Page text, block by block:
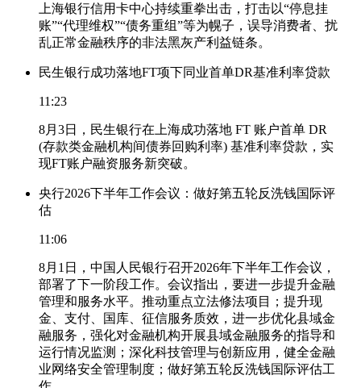
上海银行信用卡中心持续重拳出击，打击以“停息挂
账”“代理维权”“债务重组”等为幌子，误导消费者、扰
乱正常金融秩序的非法黑灰产利益链条。
民生银行成功落地FT项下同业首单DR基准利率贷款
11:23
8月3日，民生银行在上海成功落地 FT 账户首单 DR
(存款类金融机构间债券回购利率) 基准利率贷款，实
现FT账户融资服务新突破。
央行2026下半年工作会议：做好第五轮反洗钱国际评
估
11:06
8月1日，中国人民银行召开2026年下半年工作会议，
部署了下一阶段工作。会议指出，要进一步提升金融
管理和服务水平。推动重点立法修法项目；提升现
金、支付、国库、征信服务质效，进一步优化县域金
融服务，强化对金融机构开展县域金融服务的指导和
运行情况监测；深化科技管理与创新应用，健全金融
业网络安全管理制度；做好第五轮反洗钱国际评估工